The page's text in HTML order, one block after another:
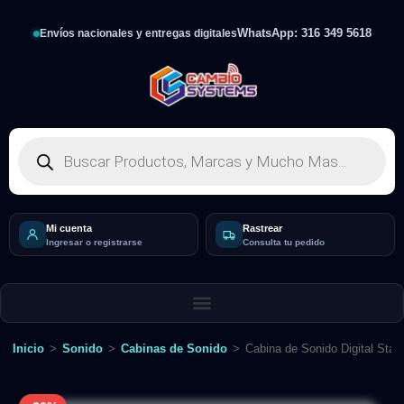
Envíos nacionales y entregas digitalesWhatsApp: 316 349 5618
Mi cuenta
Ingresar o registrarse
Rastrear
Consulta tu pedido
Inicio > Sonido > Cabinas de Sonido > Cabina de Sonido Digital Star